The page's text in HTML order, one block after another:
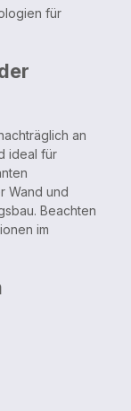
für
an
ideal für
Wand und
Beachten
im